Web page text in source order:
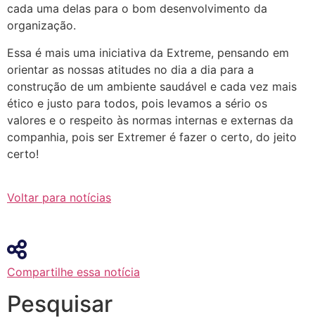
cada uma delas para o bom desenvolvimento da
organização.
Essa é mais uma iniciativa da Extreme, pensando em
orientar as nossas atitudes no dia a dia para a
construção de um ambiente saudável e cada vez mais
ético e justo para todos, pois levamos a sério os
valores e o respeito às normas internas e externas da
companhia, pois ser Extremer é fazer o certo, do jeito
certo!
Voltar para notícias
Compartilhe essa notícia
Pesquisar